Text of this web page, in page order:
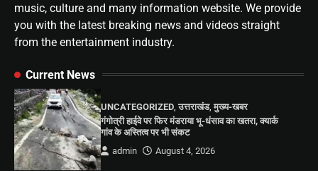
music, culture and many information website. We provide
you with the latest breaking news and videos straight
from the entertainment industry.
Current News
UNCATEGORIZED,उत्तराखंड,मुख्य-खबर
गंगोत्री हाईवे पर फिर मंडराया भू-धंसाव का खतरा, क्यार्क
गांव के अस्तित्व पर भी संकट
admin
August 4, 2026